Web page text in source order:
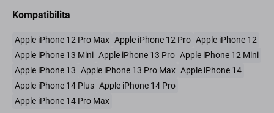
Kompatibilita
Apple iPhone 12 Pro Max Apple iPhone 12 Pro Apple iPhone 12
Apple iPhone 13 Mini Apple iPhone 13 Pro Apple iPhone 12 Mini
Apple iPhone 13 Apple iPhone 13 Pro Max Apple iPhone 14
Apple iPhone 14 Plus Apple iPhone 14 Pro
Apple iPhone 14 Pro Max